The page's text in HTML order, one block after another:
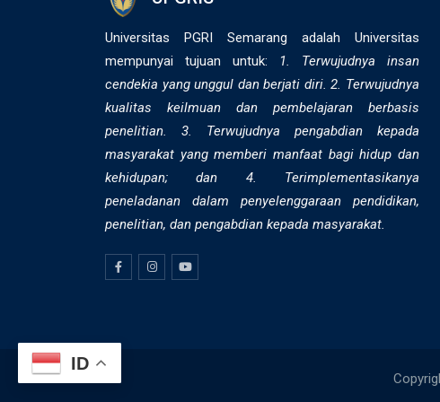
Universitas PGRI Semarang adalah Universitas
mempunyai tujuan untuk:
1. Terwujudnya insan
cendekia yang unggul dan berjati diri. 2. ⁠Terwujudnya
kualitas keilmuan dan pembelajaran berbasis
penelitian. 3. Terwujudnya pengabdian kepada
masyarakat yang memberi manfaat bagi hidup dan
kehidupan; dan 4. Terimplementasikanya
peneladanan dalam penyelenggaraan pendidikan,
penelitian, dan pengabdian kepada masyarakat.
ID